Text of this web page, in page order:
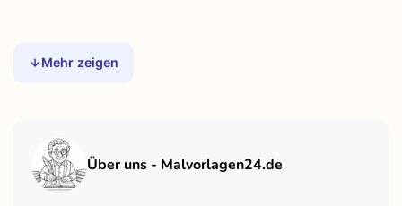
Mehr zeigen
Über uns - Malvorlagen24.de